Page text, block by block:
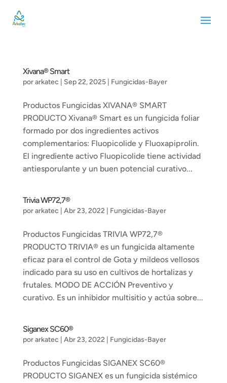
Xivana® Smart
porarkatec Sep 22, 2025| Fungicidas-Bayer
Productos Fungicidas XIVANA® SMART
PRODUCTO Xivana® Smart es un fungicida foliar
formado por dos ingredientes activos
complementarios: Fluopicolide y Fluoxapiprolin.
El ingrediente activo Fluopicolide tiene actividad
antiesporulante y un buen potencial curativo...
Trivia WP72,7®
porarkatec Abr 23, 2022 Fungicidas-Bayer
Productos Fungicidas TRIVIA WP72,7®
PRODUCTO TRIVIA® es un fungicida altamente
eficaz para el control de Gota y mildeos vellosos
indicado para su uso en cultivos de hortalizas y
frutales. MODO DE ACCIÓN Preventivo y
curativo. Es un inhibidor multisitio y actúa sobre...
Siganex SC60®
porarkatec Abr 23, 2022 Fungicidas-Bayer
Productos Fungicidas SIGANEX SC60®
PRODUCTO SIGANEX es un fungicida sistémico